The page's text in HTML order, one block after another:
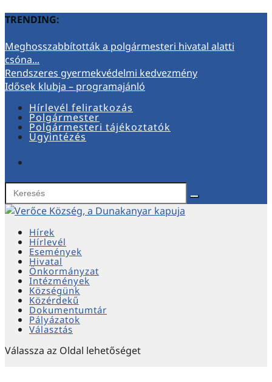
TRENDING:
Meghosszabbították a polgármesteri hivatal alatti
csóna...
Rendszeres gyermekvédelmi kedvezmény
Idősek klubja – programajánló
Hírlevél feliratkozás
Polgármester
Polgármesteri tájékoztatók
Ügyintézés
Hírek
Hírlevél
Események
Hivatal
Önkormányzat
Intézmények
Községünk
Közérdekű
Dokumentumtár
Pályázatok
Választás
Válassza az Oldal lehetőséget